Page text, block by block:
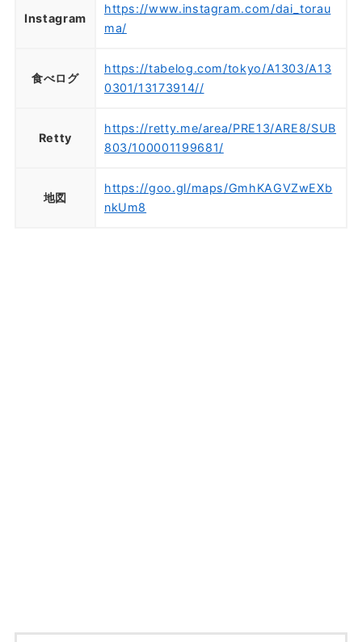
Instagram
https://www.instagram.com/dai_torau
ma/
食べログ
https://tabelog.com/tokyo/A1303/A13
0301/13173914//
Retty
https://retty.me/area/PRE13/ARE8/SUB
803/100001199681/
地図
https://goo.gl/maps/GmhKAGVZwEXb
nkUm8